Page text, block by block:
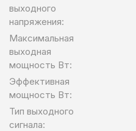
выходного
напряжения:
Максимальная
выходная
мощность Вт:
Эффективная
мощность Вт:
Тип выходного
сигнала: